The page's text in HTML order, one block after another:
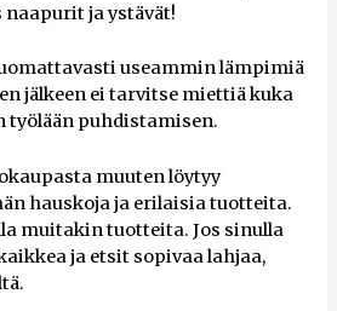
naapurit ja ystävät!
useammin lämpimiä
jälkeen ei tarvitse miettiä kuka
puhdistamisen.
muuten löytyy
hauskoja ja erilaisia tuotteita.
muitakin tuotteita. Jos sinulla
ja etsit sopivaa lahjaa,